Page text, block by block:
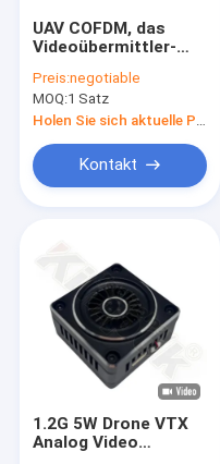
UAV COFDM, das
Videoübermittler-
Latenz 50km senken,
übertragen Abstand
Preis:negotiable
MOQ:1 Satz
Kontakt
1.2G 5W Drone VTX
Analog Video